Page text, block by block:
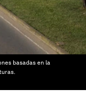
basadas en la